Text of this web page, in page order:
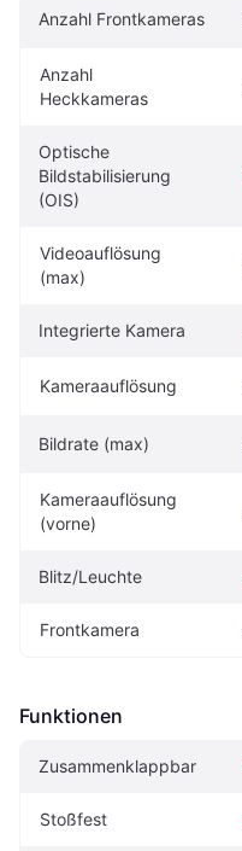
Anzahl Frontkameras
Anzahl
Heckkameras
Optische
Bildstabilisierung
(OIS)
Videoauflösung
(max)
Integrierte Kamera
Kameraauflösung
Bildrate (max)
Kameraauflösung
(vorne)
Blitz/Leuchte
Frontkamera
Funktionen
Zusammenklappbar
Stoßfest